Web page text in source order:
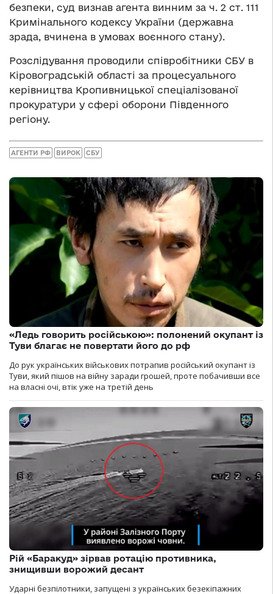
безпеки, суд визнав агента винним за ч. 2 ст. 111
Кримінального кодексу України (державна
зрада, вчинена в умовах воєнного стану).
Розслідування проводили співробітники СБУ в
Кіровоградській області за процесуального
керівництва Кропивницької спеціалізованої
прокуратури у сфері оборони Південного
регіону.
АГЕНТИ РФ ВИРОК СБУ
«Ледь говорить російською»: полонений окупант із
Туви благає не повертати його до рф
До рук українських військових потрапив російський окупант із
Туви, який пішов на війну заради грошей, проте побачивши все
на власні очі, втік уже на третій день
Рій «Баракуд» зірвав ротацію противника,
знищивши ворожий десант
Ударні безпілотники, запущені з українських безекіпажних